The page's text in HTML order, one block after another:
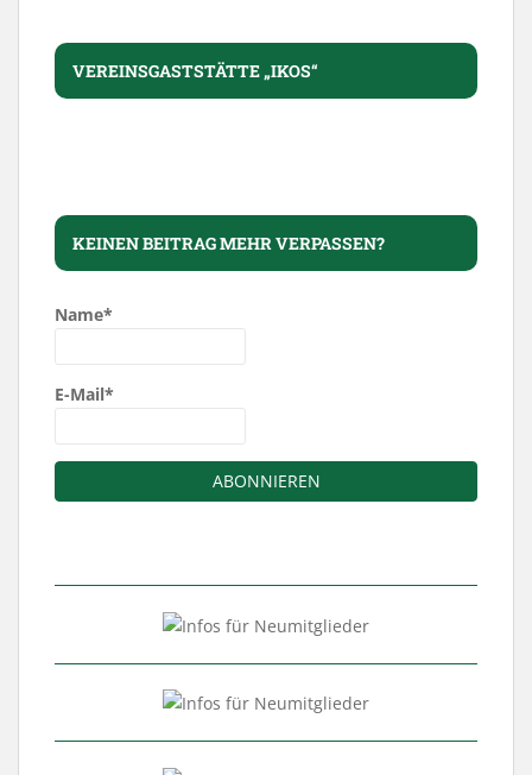
VEREINSGASTSTÄTTE „IKOS“
KEINEN BEITRAG MEHR VERPASSEN?
Name*
E-Mail*